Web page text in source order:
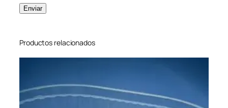
Productos relacionados